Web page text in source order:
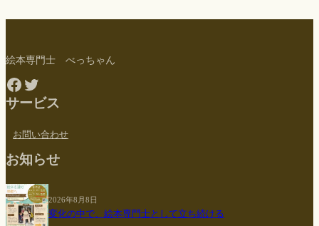
絵本専門士 べっちゃん
Facebook
Twitter
サービス
お問い合わせ
お知らせ
2026年8月8日
変化の中で、絵本専門士として立ち続ける